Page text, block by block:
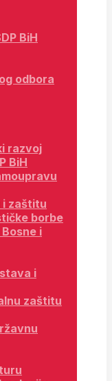
BiH
odbora
razvoj
BiH
i zaštitu
borbe
i
i
zaštitu